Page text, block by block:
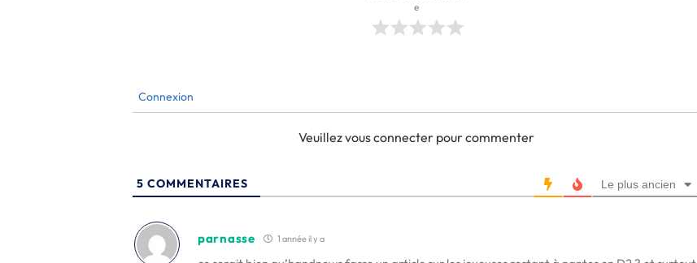
e
Connexion
Veuillez vous connecter pour commenter
5 COMMENTAIRES Le plus ancien
parnasse 1 année il y a